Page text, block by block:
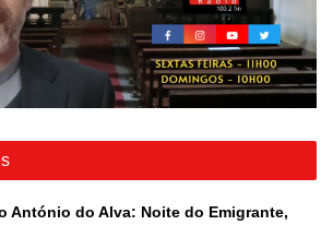
António do Alva: Noite do Emigrante,